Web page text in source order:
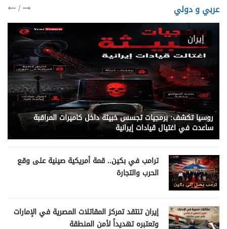
عربي و دولي /
إيران
روسيا تكشف: برمجيات تجسس خبيثة داخل كاميرات المراقبة
ساعدت في اغتيال قيادات إيرانية
ترامب في بكين.. قمة أمريكية صينية على وقع
الحرب والتجارة
إيران تنتقد تمركز المقاتلات المصرية في الإمارات
وتعتبره تهديداً لأمن المنطقة